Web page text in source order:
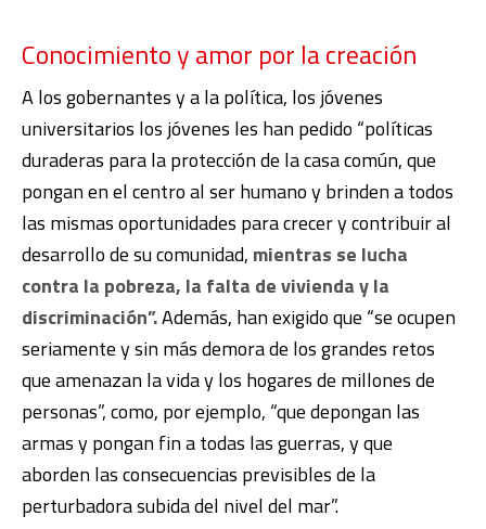
Conocimiento y amor por la creación
A los gobernantes y a la política, los jóvenes
universitarios los jóvenes les han pedido “políticas
duraderas para la protección de la casa común, que
pongan en el centro al ser humano y brinden a todos
las mismas oportunidades para crecer y contribuir al
desarrollo de su comunidad, mientras se lucha
contra la pobreza, la falta de vivienda y la
discriminación”.Además, han exigido que “se ocupen
seriamente y sin más demora de los grandes retos
que amenazan la vida y los hogares de millones de
personas”, como, por ejemplo, “que depongan las
armas y pongan fin a todas las guerras, y que
aborden las consecuencias previsibles de la
perturbadora subida del nivel del mar”.